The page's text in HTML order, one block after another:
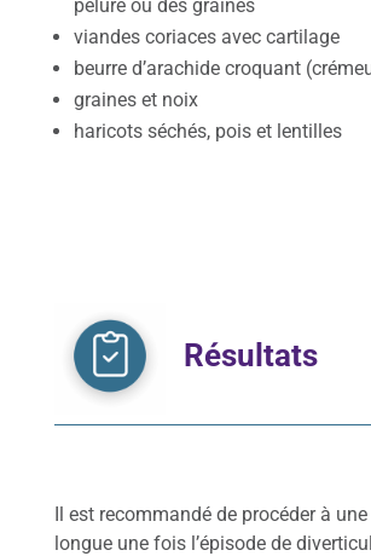
pelure ou des graines
viandes coriaces avec cartilage
beurre d’arachide croquant
graines et noix
haricots séchés, pois et lentilles
Résultats
Il est recommandé de procéder à
longue une fois l’épisode de